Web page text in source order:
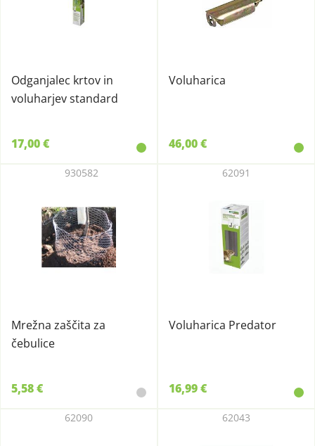
Odganjalec krtov in
voluharjev standard
17,00 €
Voluharica
46,00 €
Mrežna zaščita za
čebulice
930582
5,58 €
Voluharica Predator
62091
16,99 €
62090 62043